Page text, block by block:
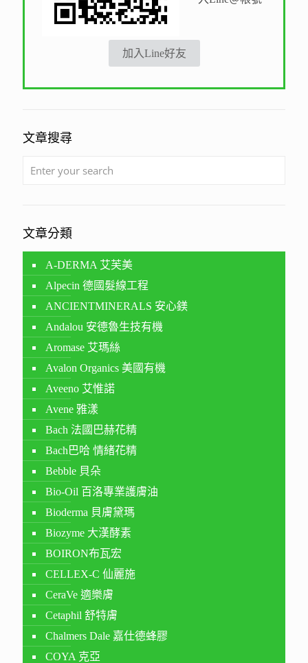
加入Line好友
文章搜尋
文章分類
A-DERMA 艾芙美
Alpecin 德國髮線工程
ANCIENTMINERALS 安心鎂
Andalou 安德魯生技有機
Aromase 艾瑪絲
Avalon Organics 美國有機
Aveeno 艾惟諾
Avene 雅漾
Bach 法國巴赫花精
Bach巴哈 情緒花精
Bebble 貝朵
Bio-Oil 百洛專業護膚油
Bioderma 貝膚黛瑪
Biozyme 大漢酵素
BOIRON布瓦宏
CELLEX-C 仙麗施
CeraVe 適樂膚
Cetaphil 舒特膚
Chalmers Dale 嘉仕德蜂膠
COYA 克亞